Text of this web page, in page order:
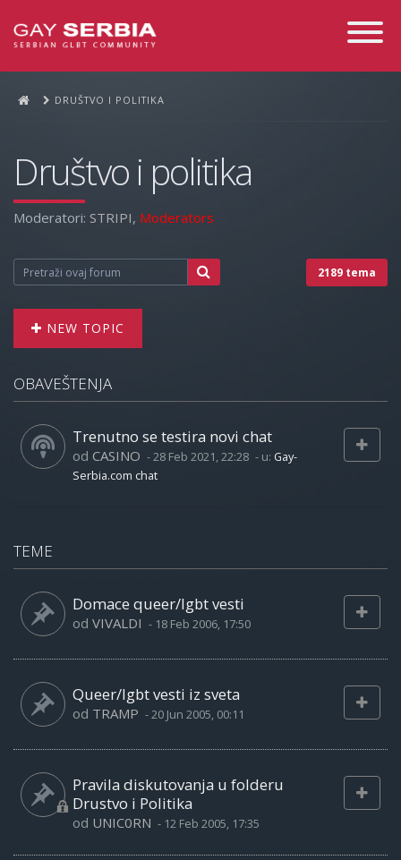
Toggle
DRUŠTVO I POLITIKA
Društvo i politika
Moderatori: STRIPI, Moderators
2189 tema
NEW TOPIC
OBAVEŠTENJA
Trenutno se testira novi chat
od CASINO -28 Feb 2021, 22:28 - u: Gay-
Serbia.com chat
TEME
Domace queer/lgbt vesti
od VIVALDI - 18 Feb 2006, 17:50
Queer/lgbt vesti iz sveta
od TRAMP -20 Jun 2005, 00:11
Pravila diskutovanja u folderu
Drustvo i Politika
od UNIC0RN - 12 Feb 2005, 17:35